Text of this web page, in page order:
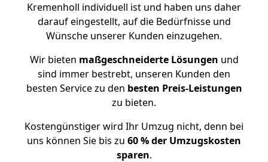
Kremenholl individuell ist und haben uns daher
darauf eingestellt, auf die Bedürfnisse und
Wünsche unserer Kunden einzugehen.
Wir bieten maßgeschneiderte Lösungen und
sind immer bestrebt, unseren Kunden den
besten Service zu den besten Preis-Leistungen
zu bieten.
Kostengünstiger wird Ihr Umzug nicht, denn bei
uns können Sie bis zu 60 % der Umzugskosten
sparen.